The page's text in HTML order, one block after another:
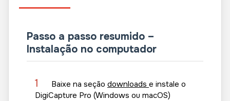
Passo a passo resumido –
Instalação no computador
1 Baixe na seção downloads e instale o
DigiCapture Pro (Windows ou macOS)